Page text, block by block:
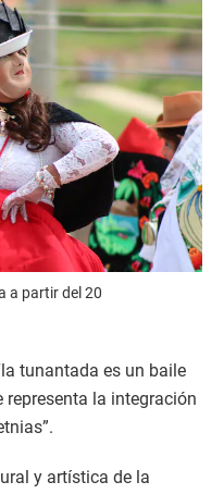
a partir del 20
tunantada es un baile
la integración
y artística de la